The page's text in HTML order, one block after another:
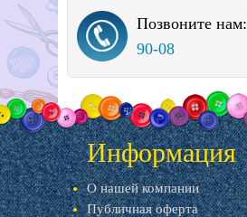
Позвоните нам:
90-08
Информация
О нашей компании
Публичная оферта